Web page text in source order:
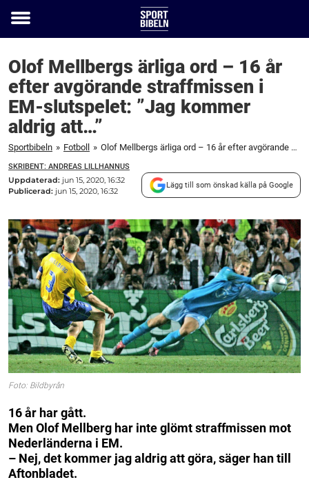
Toggle
Olof Mellbergs ärliga ord – 16 år
efter avgörande straffmissen i
EM-slutspelet: ”Jag kommer
aldrig att…”
Sportbibeln » Fotboll » Olof Mellbergs ärliga ord – 16 år efter avgörande straffmissen i EM-slutspelet: ”Jag kommer aldrig att...”
SKRIBENT: ANDREAS LILLHANNUS
Uppdaterad: jun 15, 2020, 16:32
Publicerad: jun 15, 2020, 16:32
Lägg till som önskad källa på Google
Foto: Bildbyrån
16 år har gått.
Men Olof Mellberg har inte glömt straffmissen mot
Nederländerna i EM.
– Nej, det kommer jag aldrig att göra, säger han till
Aftonbladet.